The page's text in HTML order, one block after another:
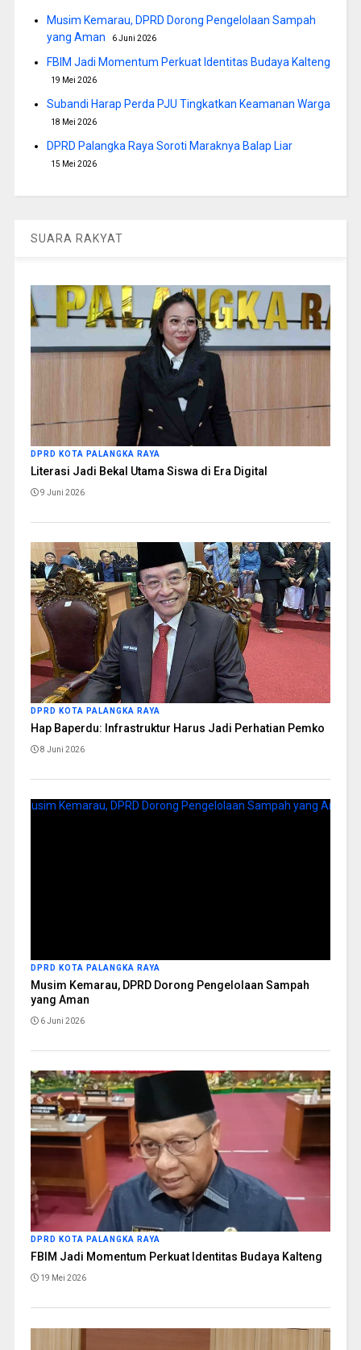
Musim Kemarau, DPRD Dorong Pengelolaan Sampah
yang Aman
6 Juni 2026
FBIM Jadi Momentum Perkuat Identitas Budaya Kalteng
19 Mei 2026
Subandi Harap Perda PJU Tingkatkan Keamanan Warga
18 Mei 2026
DPRD Palangka Raya Soroti Maraknya Balap Liar
15 Mei 2026
SUARA RAKYAT
DPRD KOTA PALANGKA RAYA
Literasi Jadi Bekal Utama Siswa di Era Digital
9 Juni 2026
DPRD KOTA PALANGKA RAYA
Hap Baperdu: Infrastruktur Harus Jadi Perhatian Pemko
8 Juni 2026
DPRD KOTA PALANGKA RAYA
Musim Kemarau, DPRD Dorong Pengelolaan Sampah
yang Aman
6 Juni 2026
DPRD KOTA PALANGKA RAYA
FBIM Jadi Momentum Perkuat Identitas Budaya Kalteng
19 Mei 2026